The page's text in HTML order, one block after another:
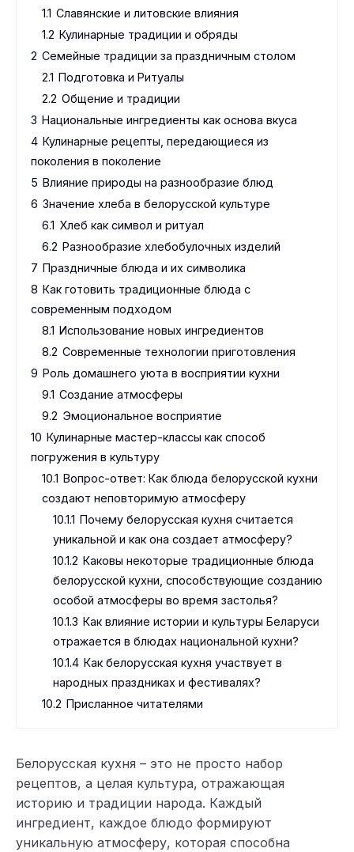
1.1 Славянские и литовские влияния
1.2 Кулинарные традиции и обряды
2 Семейные традиции за праздничным столом
2.1 Подготовка и Ритуалы
2.2 Общение и традиции
3 Национальные ингредиенты как основа вкуса
4 Кулинарные рецепты, передающиеся из
поколения в поколение
5 Влияние природы на разнообразие блюд
6 Значение хлеба в белорусской культуре
6.1 Хлеб как символ и ритуал
6.2 Разнообразие хлебобулочных изделий
7 Праздничные блюда и их символика
8 Как готовить традиционные блюда с
современным подходом
8.1 Использование новых ингредиентов
8.2 Современные технологии приготовления
9 Роль домашнего уюта в восприятии кухни
9.1 Создание атмосферы
9.2 Эмоциональное восприятие
10 Кулинарные мастер-классы как способ
погружения в культуру
10.1 Вопрос-ответ: Как блюда белорусской кухни
создают неповторимую атмосферу
10.1.1 Почему белорусская кухня считается
уникальной и как она создает атмосферу?
10.1.2 Каковы некоторые традиционные блюда
белорусской кухни, способствующие созданию
особой атмосферы во время застолья?
10.1.3 Как влияние истории и культуры Беларуси
отражается в блюдах национальной кухни?
10.1.4 Как белорусская кухня участвует в
народных праздниках и фестивалях?
10.2 Присланное читателями
Белорусская кухня – это не просто набор
рецептов, а целая культура, отражающая
историю и традиции народа. Каждый
ингредиент, каждое блюдо формируют
уникальную атмосферу, которая способна